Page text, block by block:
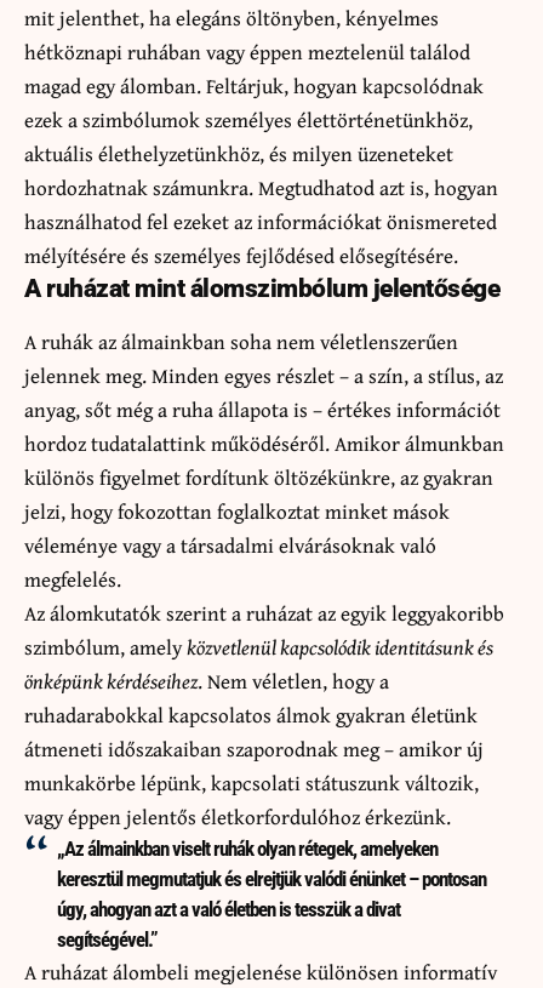
mit jelenthet, haelegáns öltönyben, kényelmes
hétköznapi ruhában vagy éppen meztelenül találod
magad egy álomban. Feltárjuk, hogyan kapcsolódnak
ezek a szimbólumok személyes élettörténetünkhöz,
aktuális élethelyzetünkhöz, és milyen üzeneteket
hordozhatnak számunkra. Megtudhatod azt is, hogyan
használhatod fel ezeket az információkat önismereted
mélyítésére és személyes fejlődésed elősegítésére.
A ruházat mint álomszimbólum jelentősége
A ruhák az álmainkban soha nem véletlenszerűen
jelennek meg. Minden egyes részlet – a szín, a stílus, az
anyag, sőt még a ruha állapota is – értékes információt
hordoz tudatalattink működéséről. Amikor álmunkban
különös figyelmet fordítunk öltözékünkre, az gyakran
jelzi, hogy fokozottan foglalkoztat minket mások
véleménye vagy a társadalmi elvárásoknak való
megfelelés.
Az álomkutatók szerint a ruházat az egyik leggyakoribb
szimbólum, amelyközvetlenül kapcsolódik identitásunk és
önképünk kérdéseihez. Nem véletlen, hogy a
ruhadarabokkal kapcsolatos álmok gyakran életünk
átmeneti időszakaiban szaporodnak meg – amikor új
munkakörbe lépünk, kapcsolati státuszunk változik,
vagy éppen jelentős életkorfordulóhoz érkezünk.
„Az álmainkban viselt ruhák olyan rétegek, amelyeken
keresztül megmutatjuk és elrejtjük valódi énünket – pontosan
úgy, ahogyan azt a való életben is tesszük a divat
segítségével.”
A ruházat álombeli megjelenése különösen informatív